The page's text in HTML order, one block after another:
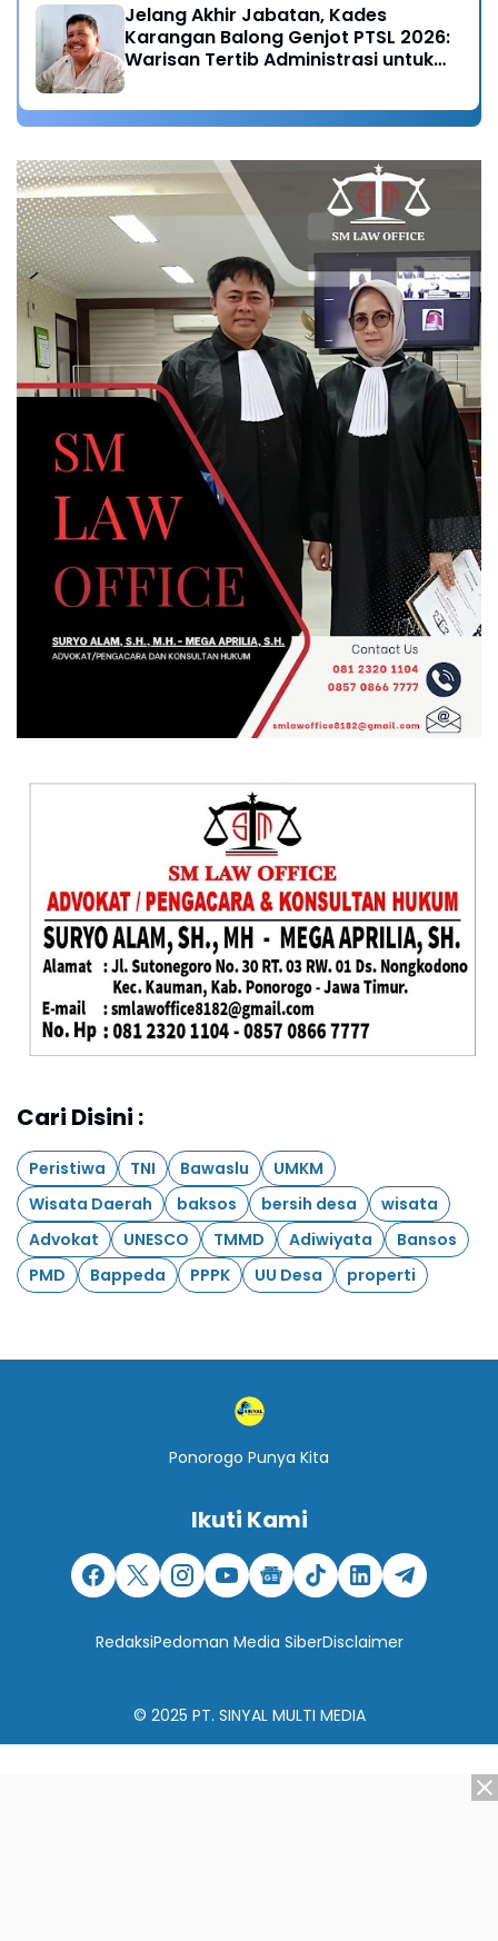
Jelang Akhir Jabatan, Kades
Karangan Balong Genjot PTSL 2026:
Warisan Tertib Administrasi untuk
Cari Disini :
Peristiwa TNI Bawaslu
UMKM
Wisata Daerah
baksos bersih desa
wisata
Advokat
UNESCO TMMD Adiwiyata
Bansos
PMD
Bappeda PPPK UU Desa properti
Ponorogo Punya Kita
Ikuti Kami
RedaksiPedoman Media SiberDisclaimer
© 2025 PT. SINYAL MULTI MEDIA